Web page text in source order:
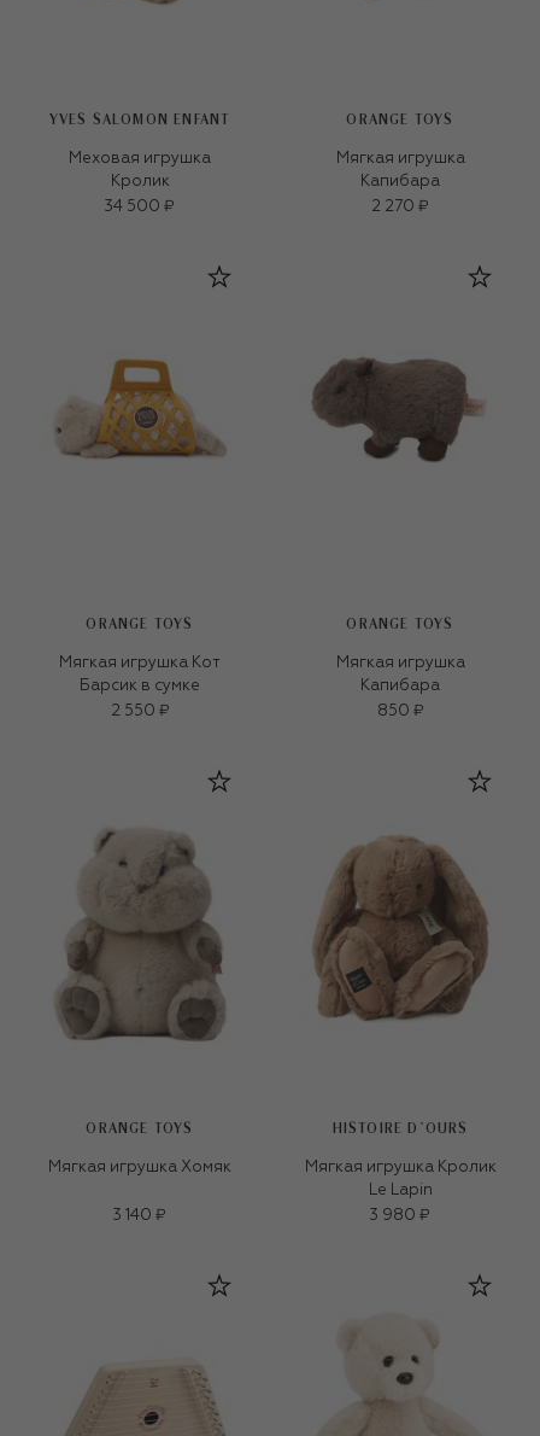
YVES SALOMON ENFANT
Меховая игрушка
Кролик
34 500 ₽
ORANGE TOYS
Мягкая игрушка
Капибара
2 270 ₽
ORANGE TOYS
Мягкая игрушка Кот
Барсик в сумке
2 550 ₽
ORANGE TOYS
Мягкая игрушка
Капибара
850 ₽
ORANGE TOYS
Мягкая игрушка Хомяк
3 140 ₽
HISTOIRE D`OURS
Мягкая игрушка Кролик
Le Lapin
3 980 ₽